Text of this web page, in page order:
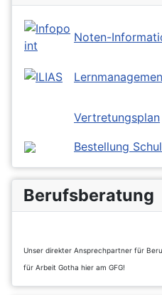
Noten-
Vertretungsplan
Bestellung
Berufsberatung
Unser direkter Ansprechpartner für
für Arbeit Gotha hier am GFG!